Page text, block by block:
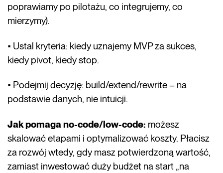
poprawiamy po pilotażu, co integrujemy, co
mierzymy).
• Ustal kryteria: kiedy uznajemy MVP za sukces,
kiedy pivot, kiedy stop.
• Podejmij decyzję: build/extend/rewrite – na
podstawie danych, nie intuicji.
Jak pomaga no-code/low-code: możesz
skalować etapami i optymalizować koszty. Płacisz
za rozwój wtedy, gdy masz potwierdzoną wartość,
zamiast inwestować duży budżet na start „na